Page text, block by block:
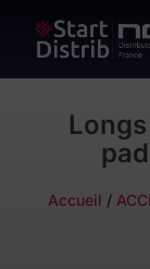
Accueil /